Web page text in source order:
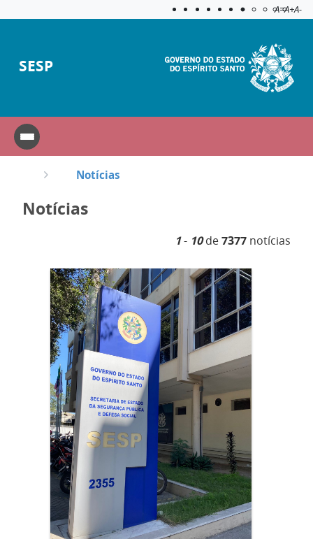
Aplicar
A=A+A-
SESP
Notícias
Notícias
1- 10de7377 notícias